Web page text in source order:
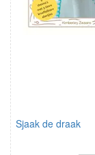
Sjaak de draak